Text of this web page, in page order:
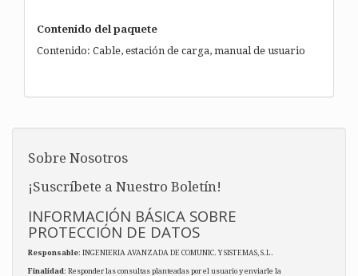
Contenido del paquete
Contenido: Cable, estación de carga, manual de usuario
Sobre Nosotros
¡Suscríbete a Nuestro Boletín!
INFORMACIÓN BÁSICA SOBRE
PROTECCIÓN DE DATOS
Responsable: INGENIERIA AVANZADA DE COMUNIC. Y SISTEMAS, S.L.
Finalidad: Responder las consultas planteadas por el usuario y enviarle la